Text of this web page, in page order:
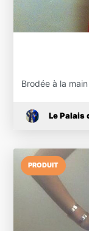
Brodée à la
Le Palais
PRODUIT